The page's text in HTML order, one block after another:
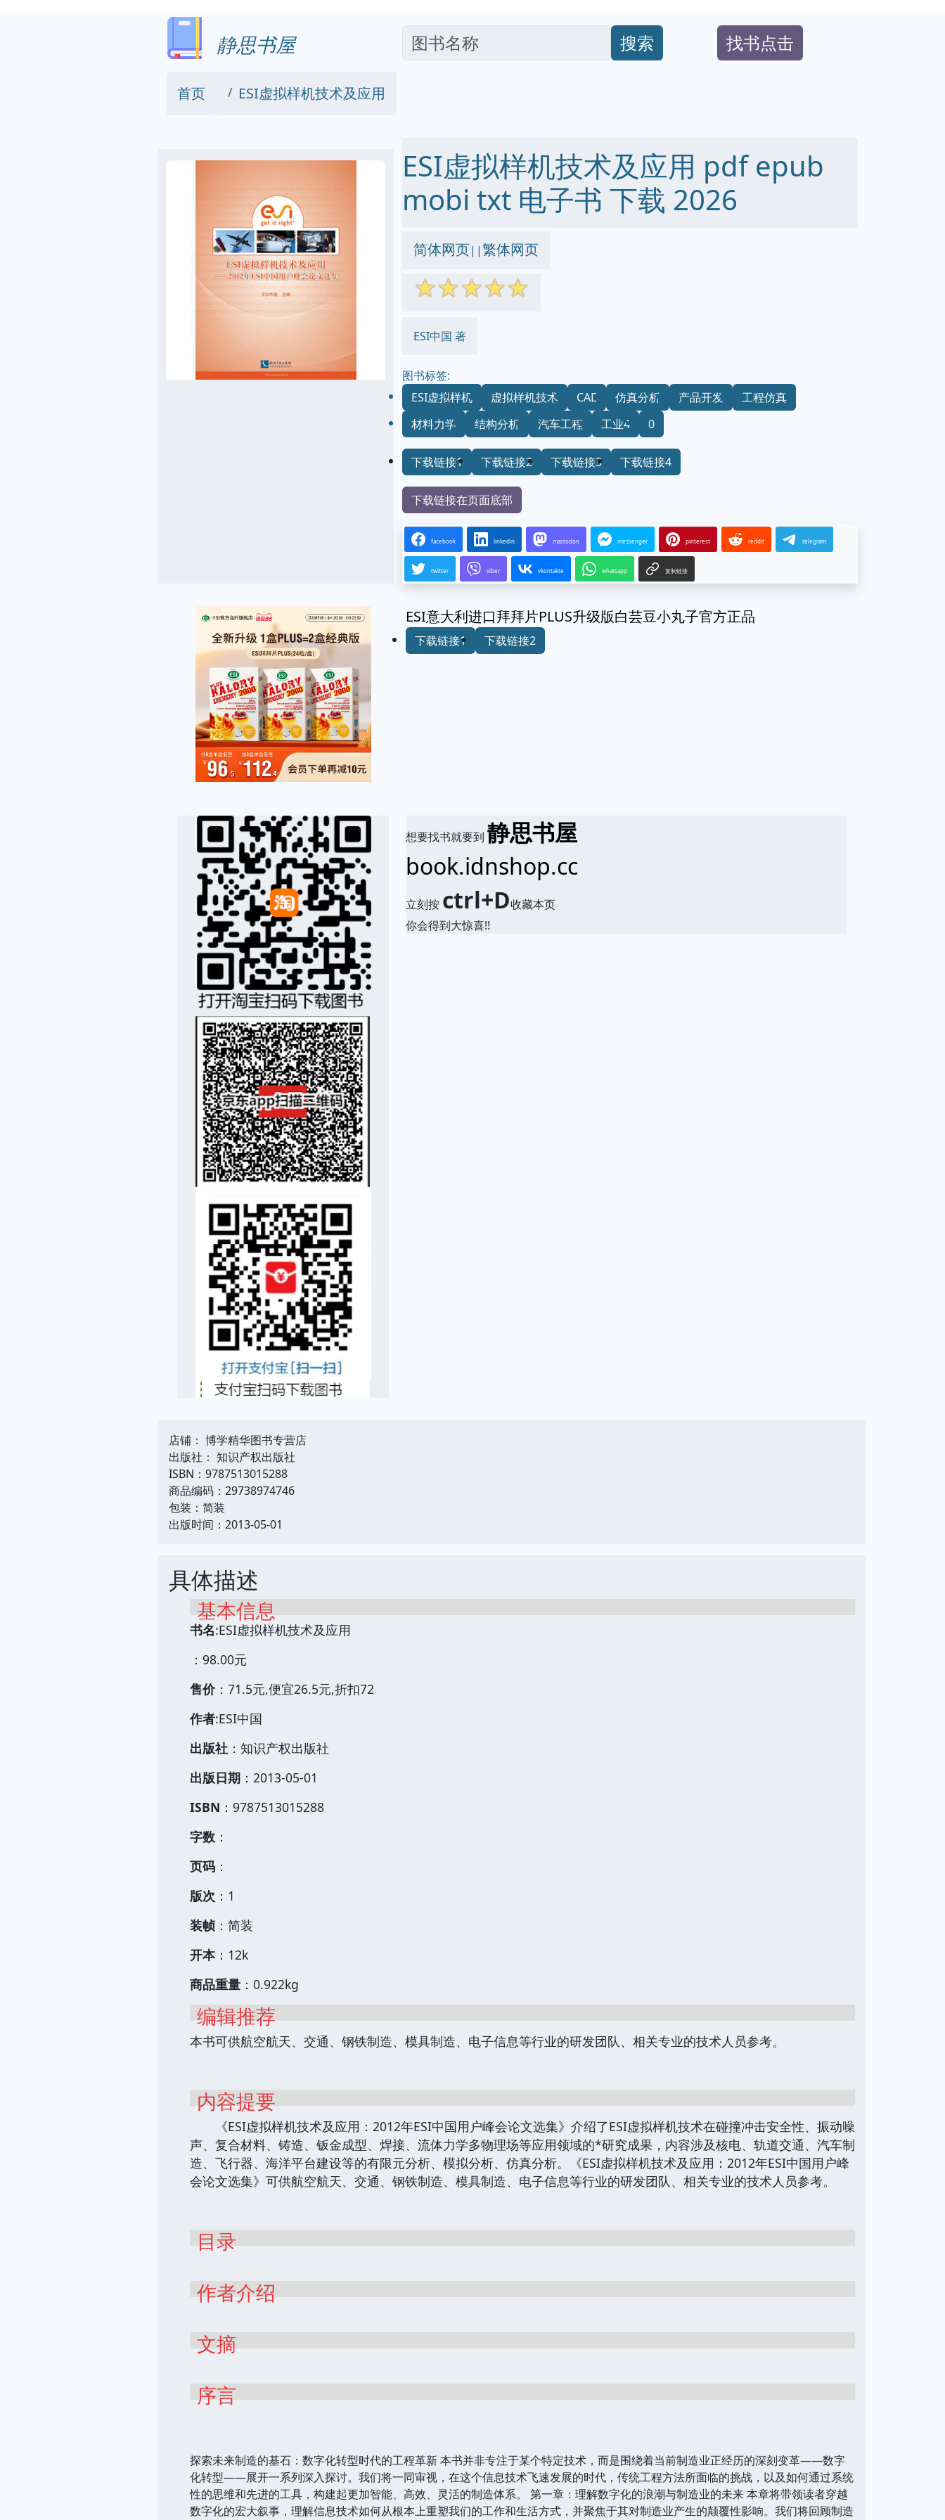
静思书屋 搜索 找书点击
首页 ESI虚拟样机技术及应用
ESI虚拟样机技术及应用 pdf epub
mobi txt 电子书 下载 2026
简体网页||繁体网页
☆☆☆☆☆
ESI中国 著
图书标签:
ESI虚拟样机
虚拟样机技术 CAE 仿真分析 产品开发
工程仿真
材料力学
结构分析 汽车工程 工业4 0
下载链接1 下载链接2 下载链接3 下载链接4
下载链接在页面底部
facebook linkedin mastodon messenger pinterest reddit telegram
twitter viber vkontakte whatsapp 复制链接
ESI意大利进口拜拜片PLUS升级版白芸豆小丸子官方正品
下载链接1 下载链接2
想要找书就要到静思书屋
book.idnshop.cc
立刻按 ctrl+D收藏本页
你会得到大惊喜!!
店铺： 博学精华图书专营店
出版社： 知识产权出版社
ISBN：9787513015288
商品编码：29738974746
包装：简装
出版时间：2013-05-01
具体描述
基本信息
书名:ESI虚拟样机技术及应用
：98.00元
售价：71.5元,便宜26.5元,折扣72
作者:ESI中国
出版社 ：知识产权出版社
出版日期 ：2013-05-01
ISBN ：9787513015288
字数 ：
页码 ：
版次 ：1
装帧 ：简装
开本：12k
商品重量 ：0.922kg
编辑推荐
本书可供航空航天、交通、钢铁制造、模具制造、电子信息等行业的研发团队、相关专业的技术人员参考。
内容提要
《ESI虚拟样机技术及应用：2012年ESI中国用户峰会论文选集》介绍了ESI虚拟样机技术在碰撞冲击安全性、振动噪
声、复合材料、铸造、钣金成型、焊接、流体力学多物理场等应用领域的*研究成果，内容涉及核电、轨道交通、汽车制
造、飞行器、海洋平台建设等的有限元分析、模拟分析、仿真分析。《ESI虚拟样机技术及应用：2012年ESI中国用户峰
会论文选集》可供航空航天、交通、钢铁制造、模具制造、电子信息等行业的研发团队、相关专业的技术人员参考。
目录
作者介绍
文摘
序言
探索未来制造的基石：数字化转型时代的工程革新 本书并非专注于某个特定技术，而是围绕着当前制造业正经历的深刻变革——数字
化转型——展开一系列深入探讨。我们将一同审视，在这个信息技术飞速发展的时代，传统工程方法所面临的挑战，以及如何通过系统
性的思维和先进的工具，构建起更加智能、高效、灵活的制造体系。 第一章：理解数字化的浪潮与制造业的未来 本章将带领读者穿越
数字化的宏大叙事，理解信息技术如何从根本上重塑我们的工作和生活方式，并聚焦于其对制造业产生的颠覆性影响。我们将回顾制造